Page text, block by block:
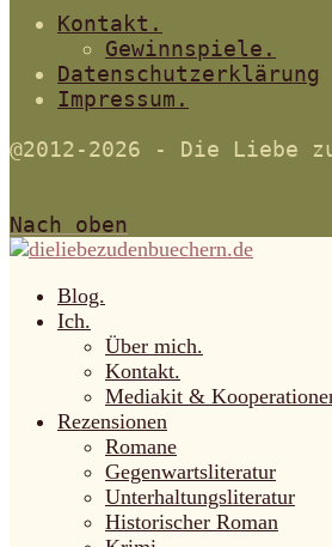
Kontakt.
Gewinnspiele.
Datenschutzerklärung
Impressum.
@2012-2026 - Die Liebe
Nach oben
Blog.
Ich.
Über mich.
Kontakt.
Mediakit &
Rezensionen
Romane
Gegenwartsliteratur
Unterhaltungsliteratur
Historischer Roman